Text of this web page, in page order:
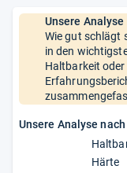
Unsere Analyse
Wie gut schlägt
in den
Haltbarkeit
Unsere Analyse
Härte